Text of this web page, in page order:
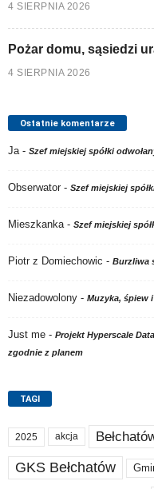
4 SIERPNIA 2026
Pożar domu, sąsiedzi
4 SIERPNIA 2026
Ostatnie komentarze
Ja- Szef miejskiej spółki
Obserwator - Szef miejskiej
Mieszkanka- Szef miejskiej
Piotr z Domiechowic - Burzliwa
Niezadowolony - Muzyka, śpiew
Just me - Projekt Hyperscale
zgodnie z planem
TAGI
2025 akcja
GKS Bełchatów